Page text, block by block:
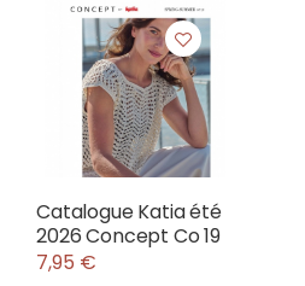
Catalogue Katia été
2026 Concept Co 19
7,95 €